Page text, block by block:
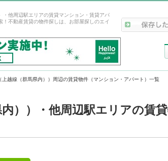
・他周辺駅エリアの賃貸マンション・賃貸アパ
！不動産賃貸の物件探しは、お部屋探しのエイ
上越線（群馬県内））周辺の賃貸物件（マンション・アパート）一覧
））・他周辺駅エリアの賃